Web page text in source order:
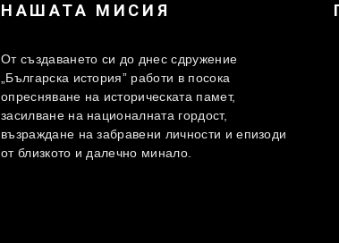
НАШАТА МИСИЯ
От създаването си до днес сдружение
„Българска история” работи в посока
опресняване на историческата памет,
засилване на националната гордост,
възраждане на забравени личности и епизоди
от близкото и далечно минало.